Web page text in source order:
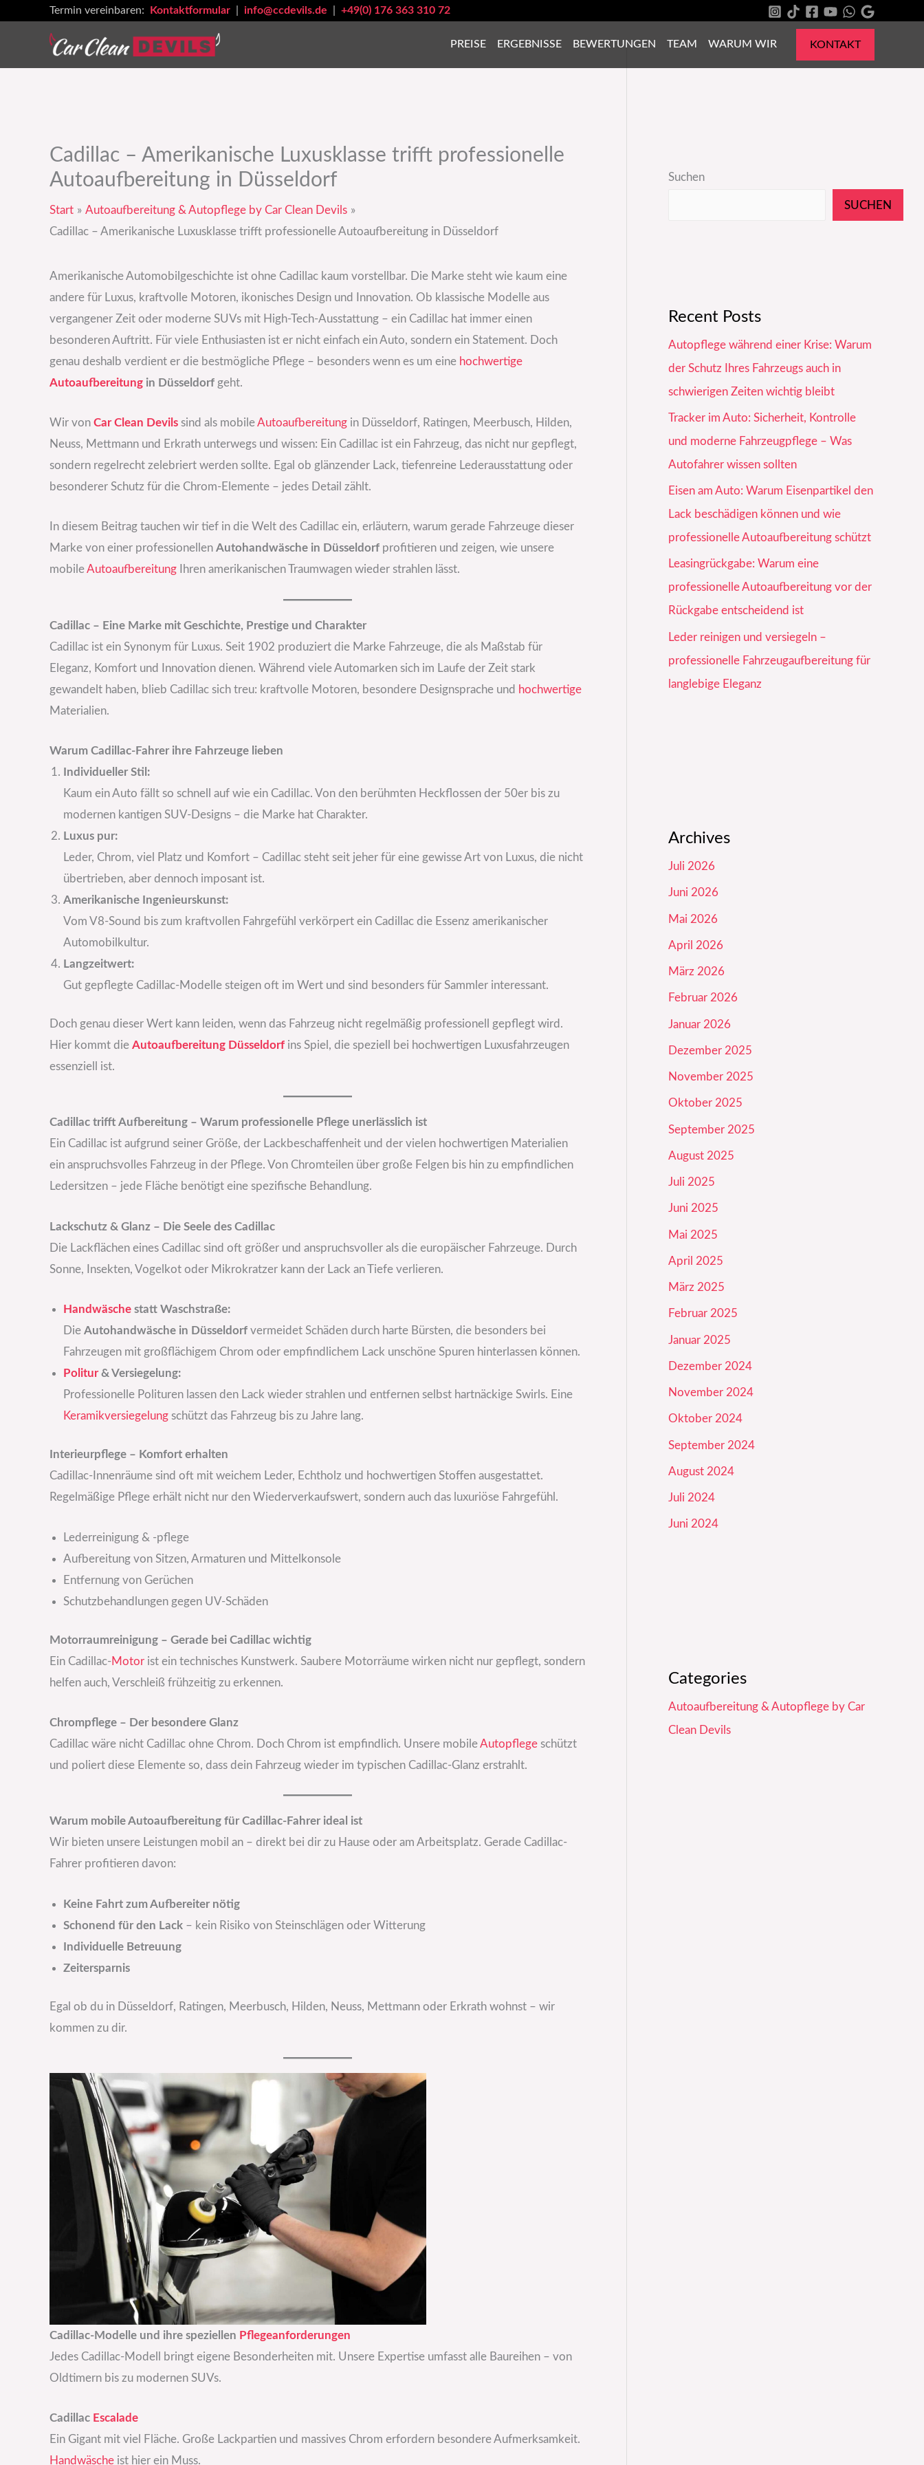
Termin vereinbaren: Kontaktformular info@ccdevils.de +49(0) 176 363 310 72
PREISE ERGEBNISSE BEWERTUNGEN TEAM WARUM WIR KONTAKT
Cadillac – Amerikanische Luxusklasse trifft professionelle
Autoaufbereitung in Düsseldorf
Start
Autoaufbereitung & Autopflege by Car Clean Devils
Cadillac – Amerikanische Luxusklasse trifft professionelle Autoaufbereitung in Düsseldorf
Amerikanische Automobilgeschichte ist ohne Cadillac kaum vorstellbar. Die Marke steht wie kaum eine
andere für Luxus, kraftvolle Motoren, ikonisches Design und Innovation. Ob klassische Modelle aus
vergangener Zeit oder moderne SUVs mit High-Tech-Ausstattung – ein Cadillac hat immer einen
besonderen Auftritt. Für viele Enthusiasten ist er nicht einfach ein Auto, sondern ein Statement. Doch
genau deshalb verdient er die bestmögliche Pflege – besonders wenn es um eine hochwertige
Autoaufbereitung in Düsseldorf geht.
Wir von Car Clean Devils sind als mobileAutoaufbereitung in Düsseldorf, Ratingen, Meerbusch, Hilden,
Neuss, Mettmann und Erkrath unterwegs und wissen: Ein Cadillac ist ein Fahrzeug, das nicht nur gepflegt,
sondern regelrecht zelebriert werden sollte. Egal ob glänzender Lack, tiefenreine Lederausstattung oder
besonderer Schutz für die Chrom-Elemente – jedes Detail zählt.
In diesem Beitrag tauchen wir tief in die Welt des Cadillac ein, erläutern, warum gerade Fahrzeuge dieser
Marke von einer professionellen Autohandwäsche in Düsseldorf profitieren und zeigen, wie unsere
mobileAutoaufbereitung Ihren amerikanischen Traumwagen wieder strahlen lässt.
Cadillac – Eine Marke mit Geschichte, Prestige und Charakter
Cadillac ist ein Synonym für Luxus. Seit 1902 produziert die Marke Fahrzeuge, die als Maßstab für
Eleganz, Komfort und Innovation dienen. Während viele Automarken sich im Laufe der Zeit stark
gewandelt haben, blieb Cadillac sich treu: kraftvolle Motoren, besondere Designsprache und hochwertige
Materialien.
Warum Cadillac-Fahrer ihre Fahrzeuge lieben
Individueller Stil:
Kaum ein Auto fällt so schnell auf wie ein Cadillac. Von den berühmten Heckflossen der 50er bis zu
modernen kantigen SUV-Designs – die Marke hat Charakter.
Luxus pur:
Leder, Chrom, viel Platz und Komfort – Cadillac steht seit jeher für eine gewisse Art von Luxus, die nicht
übertrieben, aber dennoch imposant ist.
Amerikanische Ingenieurskunst:
Vom V8-Sound bis zum kraftvollen Fahrgefühl verkörpert ein Cadillac die Essenz amerikanischer
Automobilkultur.
Langzeitwert:
Gut gepflegte Cadillac-Modelle steigen oft im Wert und sind besonders für Sammler interessant.
Doch genau dieser Wert kann leiden, wenn das Fahrzeug nicht regelmäßig professionell gepflegt wird.
Hier kommt die Autoaufbereitung Düsseldorf ins Spiel, die speziell bei hochwertigen Luxusfahrzeugen
essenziell ist.
Cadillac trifft Aufbereitung – Warum professionelle Pflege unerlässlich ist
Ein Cadillac ist aufgrund seiner Größe, der Lackbeschaffenheit und der vielen hochwertigen Materialien
ein anspruchsvolles Fahrzeug in der Pflege. Von Chromteilen über große Felgen bis hin zu empfindlichen
Ledersitzen – jede Fläche benötigt eine spezifische Behandlung.
Lackschutz & Glanz – Die Seele des Cadillac
Die Lackflächen eines Cadillac sind oft größer und anspruchsvoller als die europäischer Fahrzeuge. Durch
Sonne, Insekten, Vogelkot oder Mikrokratzer kann der Lack an Tiefe verlieren.
Handwäsche statt Waschstraße:
Die Autohandwäsche in Düsseldorf vermeidet Schäden durch harte Bürsten, die besonders bei
Fahrzeugen mit großflächigem Chrom oder empfindlichem Lack unschöne Spuren hinterlassen können.
Politur& Versiegelung:
Professionelle Polituren lassen den Lack wieder strahlen und entfernen selbst hartnäckige Swirls. Eine
Keramikversiegelung schützt das Fahrzeug bis zu Jahre lang.
Interieurpflege – Komfort erhalten
Cadillac-Innenräume sind oft mit weichem Leder, Echtholz und hochwertigen Stoffen ausgestattet.
Regelmäßige Pflege erhält nicht nur den Wiederverkaufswert, sondern auch das luxuriöse Fahrgefühl.
Lederreinigung & -pflege
Aufbereitung von Sitzen, Armaturen und Mittelkonsole
Entfernung von Gerüchen
Schutzbehandlungen gegen UV-Schäden
Motorraumreinigung – Gerade bei Cadillac wichtig
Ein Cadillac-Motor ist ein technisches Kunstwerk. Saubere Motorräume wirken nicht nur gepflegt, sondern
helfen auch, Verschleiß frühzeitig zu erkennen.
Chrompflege – Der besondere Glanz
Cadillac wäre nicht Cadillac ohne Chrom. Doch Chrom ist empfindlich. Unsere mobileAutopflege schützt
und poliert diese Elemente so, dass dein Fahrzeug wieder im typischen Cadillac-Glanz erstrahlt.
Warum mobile Autoaufbereitung für Cadillac-Fahrer ideal ist
Wir bieten unsere Leistungen mobil an – direkt bei dir zu Hause oder am Arbeitsplatz. Gerade Cadillac-
Fahrer profitieren davon:
Keine Fahrt zum Aufbereiter nötig
Schonend für den Lack – kein Risiko von Steinschlägen oder Witterung
Individuelle Betreuung
Zeitersparnis
Egal ob du in Düsseldorf, Ratingen, Meerbusch, Hilden, Neuss, Mettmann oder Erkrath wohnst – wir
kommen zu dir.
Cadillac-Modelle und ihre speziellen Pflegeanforderungen
Jedes Cadillac-Modell bringt eigene Besonderheiten mit. Unsere Expertise umfasst alle Baureihen – von
Oldtimern bis zu modernen SUVs.
Cadillac Escalade
Ein Gigant mit viel Fläche. Große Lackpartien und massives Chrom erfordern besondere Aufmerksamkeit.
Handwäsche ist hier ein Muss.
Suchen
SUCHEN
Recent Posts
Autopflege während einer Krise: Warum
der Schutz Ihres Fahrzeugs auch in
schwierigen Zeiten wichtig bleibt
Tracker im Auto: Sicherheit, Kontrolle
und moderne Fahrzeugpflege – Was
Autofahrer wissen sollten
Eisen am Auto: Warum Eisenpartikel den
Lack beschädigen können und wie
professionelle Autoaufbereitung schützt
Leasingrückgabe: Warum eine
professionelle Autoaufbereitung vor der
Rückgabe entscheidend ist
Leder reinigen und versiegeln –
professionelle Fahrzeugaufbereitung für
langlebige Eleganz
Archives
Juli 2026
Juni 2026
Mai 2026
April 2026
März 2026
Februar 2026
Januar 2026
Dezember 2025
November 2025
Oktober 2025
September 2025
August 2025
Juli 2025
Juni 2025
Mai 2025
April 2025
März 2025
Februar 2025
Januar 2025
Dezember 2024
November 2024
Oktober 2024
September 2024
August 2024
Juli 2024
Juni 2024
Categories
Autoaufbereitung & Autopflege by Car
Clean Devils